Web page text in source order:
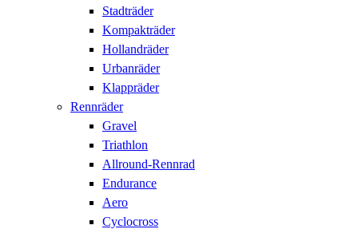
Stadträder
Kompakträder
Hollandräder
Urbanräder
Klappräder
Rennräder
Gravel
Triathlon
Allround-Rennrad
Endurance
Aero
Cyclocross